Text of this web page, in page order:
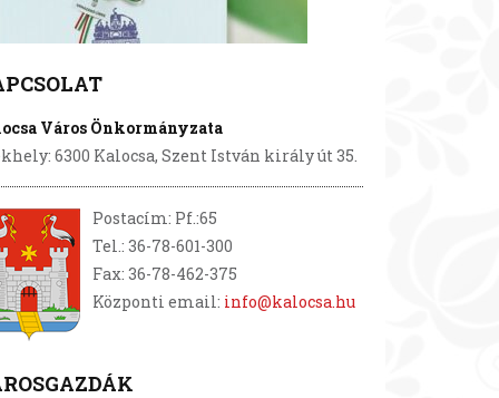
Város Önkormányzata
6300 Kalocsa, Szent István király út 35.
Postacím: Pf.:65
Tel.: 36-78-601-300
Fax: 36-78-462-375
Központi email: info@kalocsa.hu